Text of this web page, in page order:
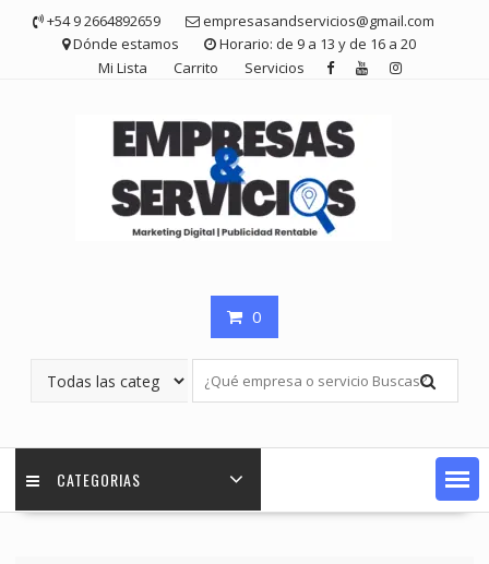
contenido
+54 9 2664892659
empresasandservicios@gmail.com
Dónde estamos
Horario: de 9 a 13 y de 16 a 20
Mi Lista
Carrito Servicios
0
CATEGORIAS